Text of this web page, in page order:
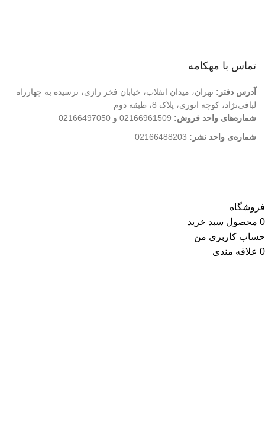
تماس با مهکامه
آدرس دفتر: تهران، میدان انقلاب، خیابان فخر رازی، نرسیده به چهارراه
لبافی‌نژاد، کوچه انوری، پلاک 8، طبقه دوم
شماره‌های واحد فروش: 02166961509 و 02166497050
شماره‌‌ی واحد نشر:
فروشگاه
0 محصول سبد خرید
حساب کاربری من
0 علاقه مندی